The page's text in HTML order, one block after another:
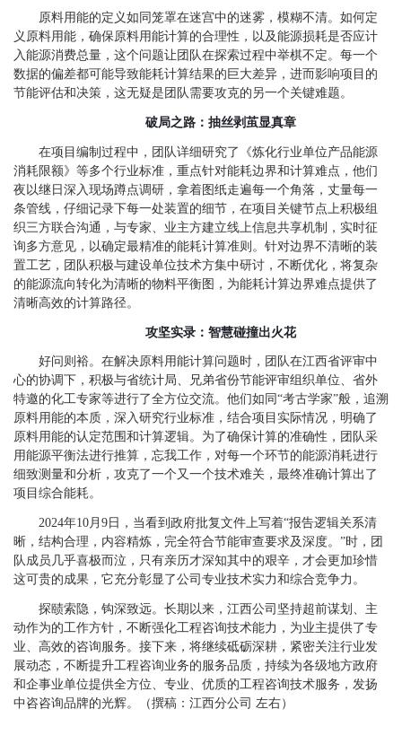
原料用能的定义如同笼罩在迷宫中的迷雾，模糊不清。如何定
义原料用能，确保原料用能计算的合理性，以及能源损耗是否应计
入能源消费总量，这个问题让团队在探索过程中举棋不定。每一个
数据的偏差都可能导致能耗计算结果的巨大差异，进而影响项目的
节能评估和决策，这无疑是团队需要攻克的另一个关键难题。
破局之路：抽丝剥茧显真章
在项目编制过程中，团队详细研究了《炼化行业单位产品能源
消耗限额》等多个行业标准，重点针对能耗边界和计算难点，他们
夜以继日深入现场蹲点调研，拿着图纸走遍每一个角落，丈量每一
条管线，仔细记录下每一处装置的细节，在项目关键节点上积极组
织三方联合沟通，与专家、业主方建立线上信息共享机制，实时征
询多方意见，以确定最精准的能耗计算准则。针对边界不清晰的装
置工艺，团队积极与建设单位技术方集中研讨，不断优化，将复杂
的能源流向转化为清晰的物料平衡图，为能耗计算边界难点提供了
清晰高效的计算路径。
攻坚实录：智慧碰撞出火花
好问则裕。在解决原料用能计算问题时，团队在江西省评审中
心的协调下，积极与省统计局、兄弟省份节能评审组织单位、省外
特邀的化工专家等进行了全方位交流。他们如同“考古学家”般，追溯
原料用能的本质，深入研究行业标准，结合项目实际情况，明确了
原料用能的认定范围和计算逻辑。为了确保计算的准确性，团队采
用能源平衡法进行推算，忘我工作，对每一个环节的能源消耗进行
细致测量和分析，攻克了一个又一个技术难关，最终准确计算出了
项目综合能耗。
2024年10月9日，当看到政府批复文件上写着“报告逻辑关系清
晰，结构合理，内容精炼，完全符合节能审查要求及深度。”时，团
队成员几乎喜极而泣，只有亲历才深知其中的艰辛，才会更加珍惜
这可贵的成果，它充分彰显了公司专业技术实力和综合竞争力。
探赜索隐，钩深致远。长期以来，江西公司坚持超前谋划、主
动作为的工作方针，不断强化工程咨询技术能力，为业主提供了专
业、高效的咨询服务。接下来，将继续砥砺深耕，紧密关注行业发
展动态，不断提升工程咨询业务的服务品质，持续为各级地方政府
和企事业单位提供全方位、专业、优质的工程咨询技术服务，发扬
中咨咨询品牌的光辉。（撰稿：江西分公司 左右）